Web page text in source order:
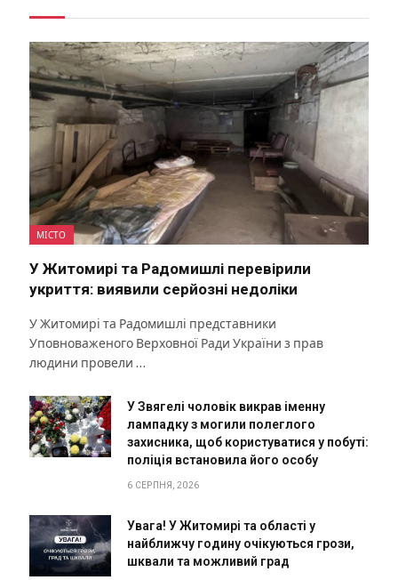
МІСТО
У Житомирі та Радомишлі перевірили
укриття: виявили серйозні недоліки
У Житомирі та Радомишлі представники
Уповноваженого Верховної Ради України з прав
людини провели …
У Звягелі чоловік викрав іменну
лампадку з могили полеглого
захисника, щоб користуватися у побуті:
поліція встановила його особу
6 СЕРПНЯ, 2026
Увага! У Житомирі та області у
найближчу годину очікуються грози,
шквали та можливий град